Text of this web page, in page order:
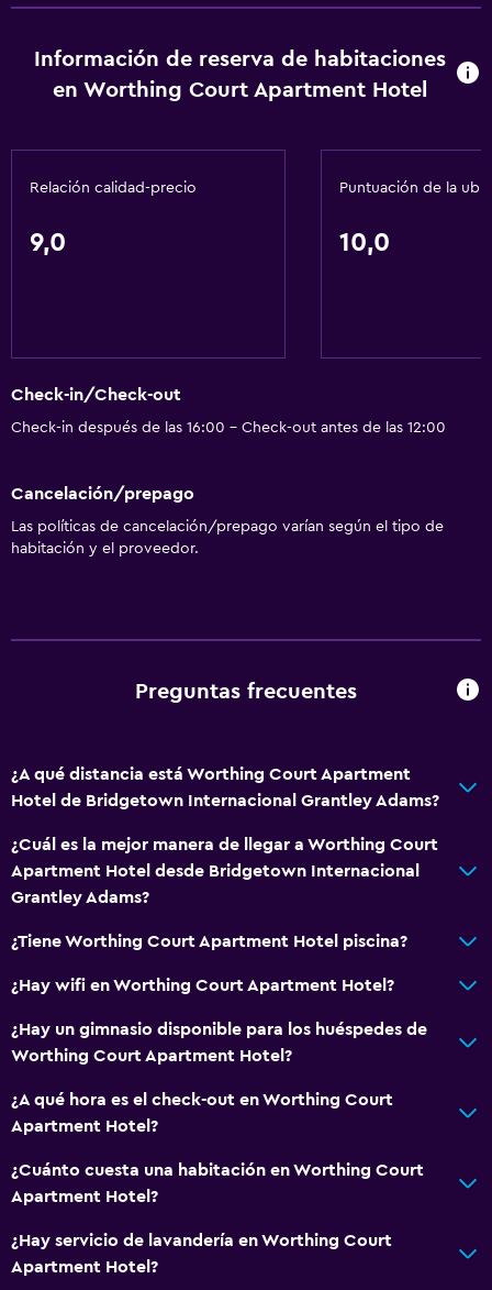
Información de reserva de habitaciones
en Worthing Court Apartment Hotel
Relación calidad-precio
9,0
Puntuación de la
10,0
Check-in/Check-out
Check-in después de las 16:00 - Check-out antes de las 12:00
Cancelación/prepago
Las políticas de cancelación/prepago varían según el tipo de
habitación y el proveedor.
Preguntas frecuentes
¿A qué distancia está Worthing Court Apartment
Hotel de Bridgetown Internacional Grantley Adams?
¿Cuál es la mejor manera de llegar a Worthing Court
Apartment Hotel desde Bridgetown Internacional
Grantley Adams?
¿Tiene Worthing Court Apartment Hotel piscina?
¿Hay wifi en Worthing Court Apartment Hotel?
¿Hay un gimnasio disponible para los huéspedes de
Worthing Court Apartment Hotel?
¿A qué hora es el check-out en Worthing Court
Apartment Hotel?
¿Cuánto cuesta una habitación en Worthing Court
Apartment Hotel?
¿Hay servicio de lavandería en Worthing Court
Apartment Hotel?